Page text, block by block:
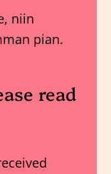
niin
pian.
read